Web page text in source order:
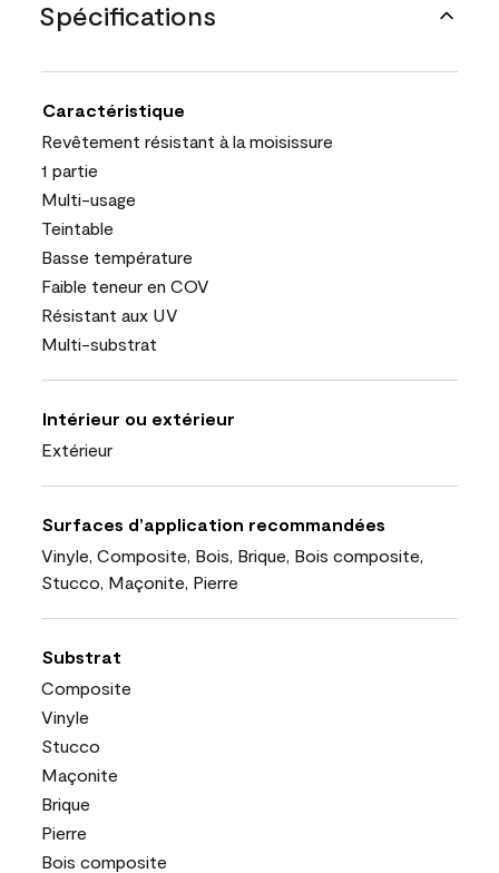
Spécifications
Caractéristique
Revêtement résistant à la moisissure
1 partie
Multi-usage
Teintable
Basse température
Faible teneur en COV
Résistant aux UV
Multi-substrat
Intérieur ou extérieur
Extérieur
Surfaces d’application recommandées
Vinyle, Composite, Bois, Brique, Bois composite,
Stucco, Maçonite, Pierre
Substrat
Composite
Vinyle
Stucco
Maçonite
Brique
Pierre
Bois composite